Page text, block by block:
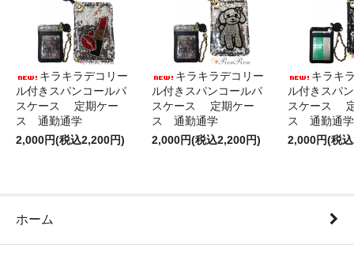
キラキラデコリー
ル付きスパンコールパ
スケース 定期ケー
ス 通勤通学
2,000円(税込2,200円)
キラキラデコリー
ル付きスパンコールパ
スケース 定期ケー
ス 通勤通学
2,000円(税込2,200円)
キラキ
ル付きスパ
スケース
ス 通勤通学
2,000円(税
ホーム